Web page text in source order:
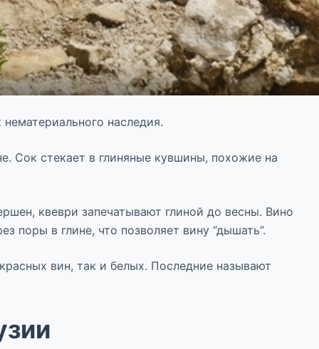
наследия.
Сок стекает в глиняные кувшины, похожие на
квеври запечатывают глиной до весны. Вино
поры в глине, что позволяет вину “дышать”.
вин, так и белых. Последние называют